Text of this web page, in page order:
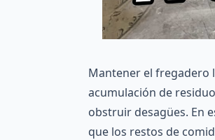
Mantener el fregadero
acumulación de
obstruir desagües. En
que los restos de